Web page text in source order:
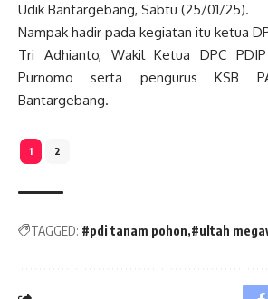
Udik Bantargebang, Sabtu (25/01/25).
Nampak hadir pada kegiatan itu ketua
Tri Adhianto, Wakil Ketua DPC
Purnomo serta pengurus KSB
Bantargebang.
1 2
TAGGED: #pdi tanam pohon #ultah